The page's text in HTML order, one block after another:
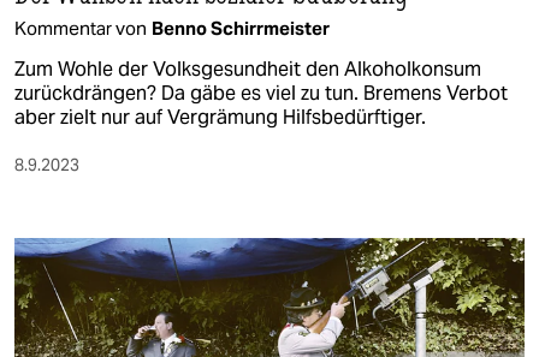
Kommentar von Benno Schirrmeister
Zum Wohle der Volksgesundheit den Alkoholkonsum
zurückdrängen? Da gäbe es viel zu tun. Bremens Verbot
aber zielt nur auf Vergrämung Hilfsbedürftiger.
8.9.2023